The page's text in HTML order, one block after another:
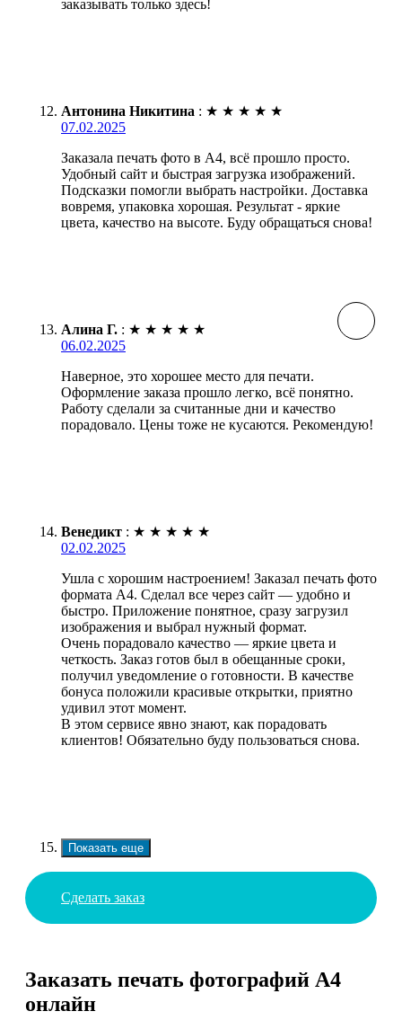
заказывать только здесь!
Антонина Никитина : ★ ★ ★ ★ ★
07.02.2025
Заказала печать фото в А4, всё прошло просто.
Удобный сайт и быстрая загрузка изображений.
Подсказки помогли выбрать настройки. Доставка
вовремя, упаковка хорошая. Результат - яркие
цвета, качество на высоте. Буду обращаться снова!
Алина Г. : ★ ★ ★ ★ ★
06.02.2025
Наверное, это хорошее место для печати.
Оформление заказа прошло легко, всё понятно.
Работу сделали за считанные дни и качество
порадовало. Цены тоже не кусаются. Рекомендую!
Венедикт : ★ ★ ★ ★ ★
02.02.2025
Ушла с хорошим настроением! Заказал печать фото
формата А4. Сделал все через сайт — удобно и
быстро. Приложение понятное, сразу загрузил
изображения и выбрал нужный формат.
Очень порадовало качество — яркие цвета и
четкость. Заказ готов был в обещанные сроки,
получил уведомление о готовности. В качестве
бонуса положили красивые открытки, приятно
удивил этот момент.
В этом сервисе явно знают, как порадовать
клиентов! Обязательно буду пользоваться снова.
Показать еще
Сделать заказ
Заказать печать фотографий А4
онлайн